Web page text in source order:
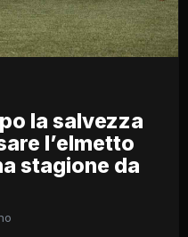
la salvezza
l’elmetto
stagione da